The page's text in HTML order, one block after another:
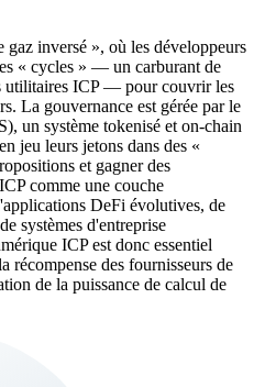
inversé », où les développeurs
« cycles » — un carburant de
utilitaires ICP — pour couvrir les
La gouvernance est gérée par le
un système tokenisé et on-chain
jeu leurs jetons dans des «
et gagner des
comme une couche
DeFi évolutives, de
systèmes d'entreprise
ICP est donc essentiel
récompense des fournisseurs de
de la puissance de calcul de